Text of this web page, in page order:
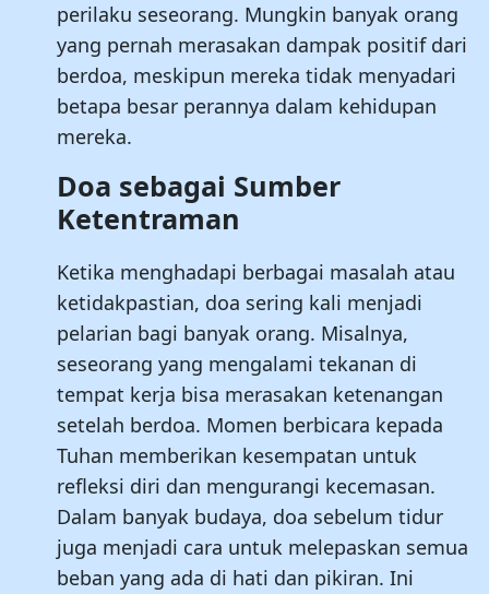
perilaku seseorang. Mungkin banyak orang
yang pernah merasakan dampak positif dari
berdoa, meskipun mereka tidak menyadari
betapa besar perannya dalam kehidupan
mereka.
Doa sebagai Sumber
Ketentraman
Ketika menghadapi berbagai masalah atau
ketidakpastian, doa sering kali menjadi
pelarian bagi banyak orang. Misalnya,
seseorang yang mengalami tekanan di
tempat kerja bisa merasakan ketenangan
setelah berdoa. Momen berbicara kepada
Tuhan memberikan kesempatan untuk
refleksi diri dan mengurangi kecemasan.
Dalam banyak budaya, doa sebelum tidur
juga menjadi cara untuk melepaskan semua
beban yang ada di hati dan pikiran. Ini